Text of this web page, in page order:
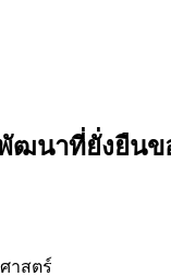
ฒนาที่ยั่งยืน
าสตร์